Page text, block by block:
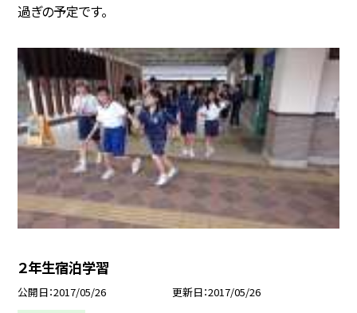
過ぎの予定です。
２年生宿泊学習
公開日 2017/05/26 更新日 2017/05/26